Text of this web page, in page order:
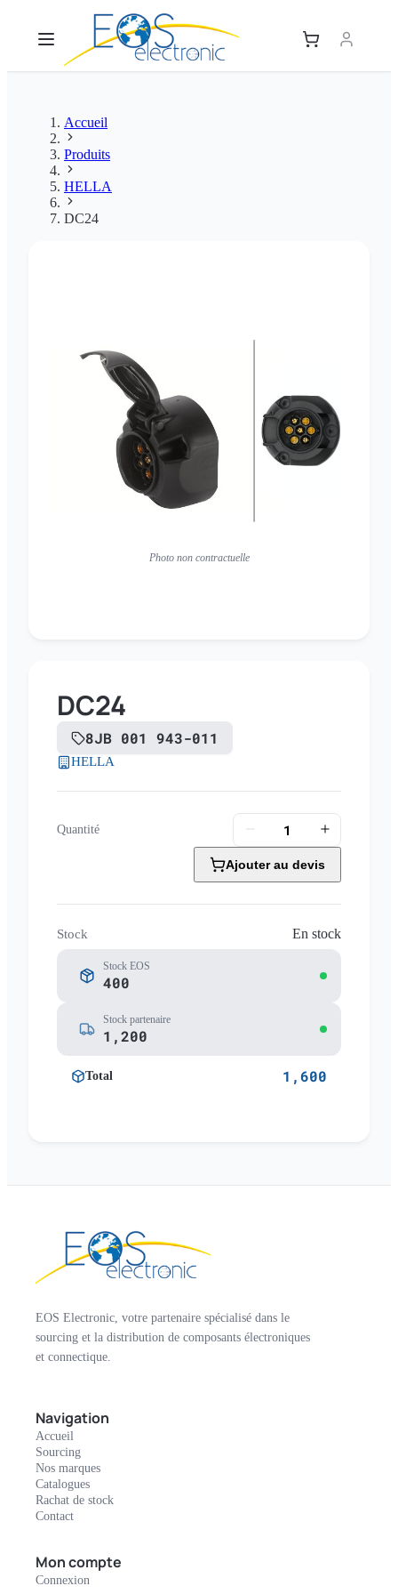
Accueil
Produits
HELLA
DC24
Photo non contractuelle
DC24
8JB 001 943-011
HELLA
Quantité
Ajouter au devis
Stock En stock
Stock EOS
400
Stock partenaire
1,200
Total 1,600
EOS Electronic, votre partenaire spécialisé dans le
sourcing et la distribution de composants électroniques
et connectique.
Navigation
Accueil
Sourcing
Nos marques
Catalogues
Rachat de stock
Contact
Mon compte
Connexion